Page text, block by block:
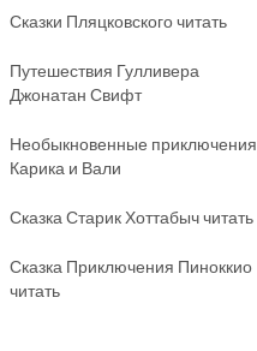
Сказки Пляцковского читать
Путешествия Гулливера
Джонатан Свифт
Необыкновенные приключения
Карика и Вали
Сказка Старик Хоттабыч читать
Сказка Приключения Пиноккио
читать